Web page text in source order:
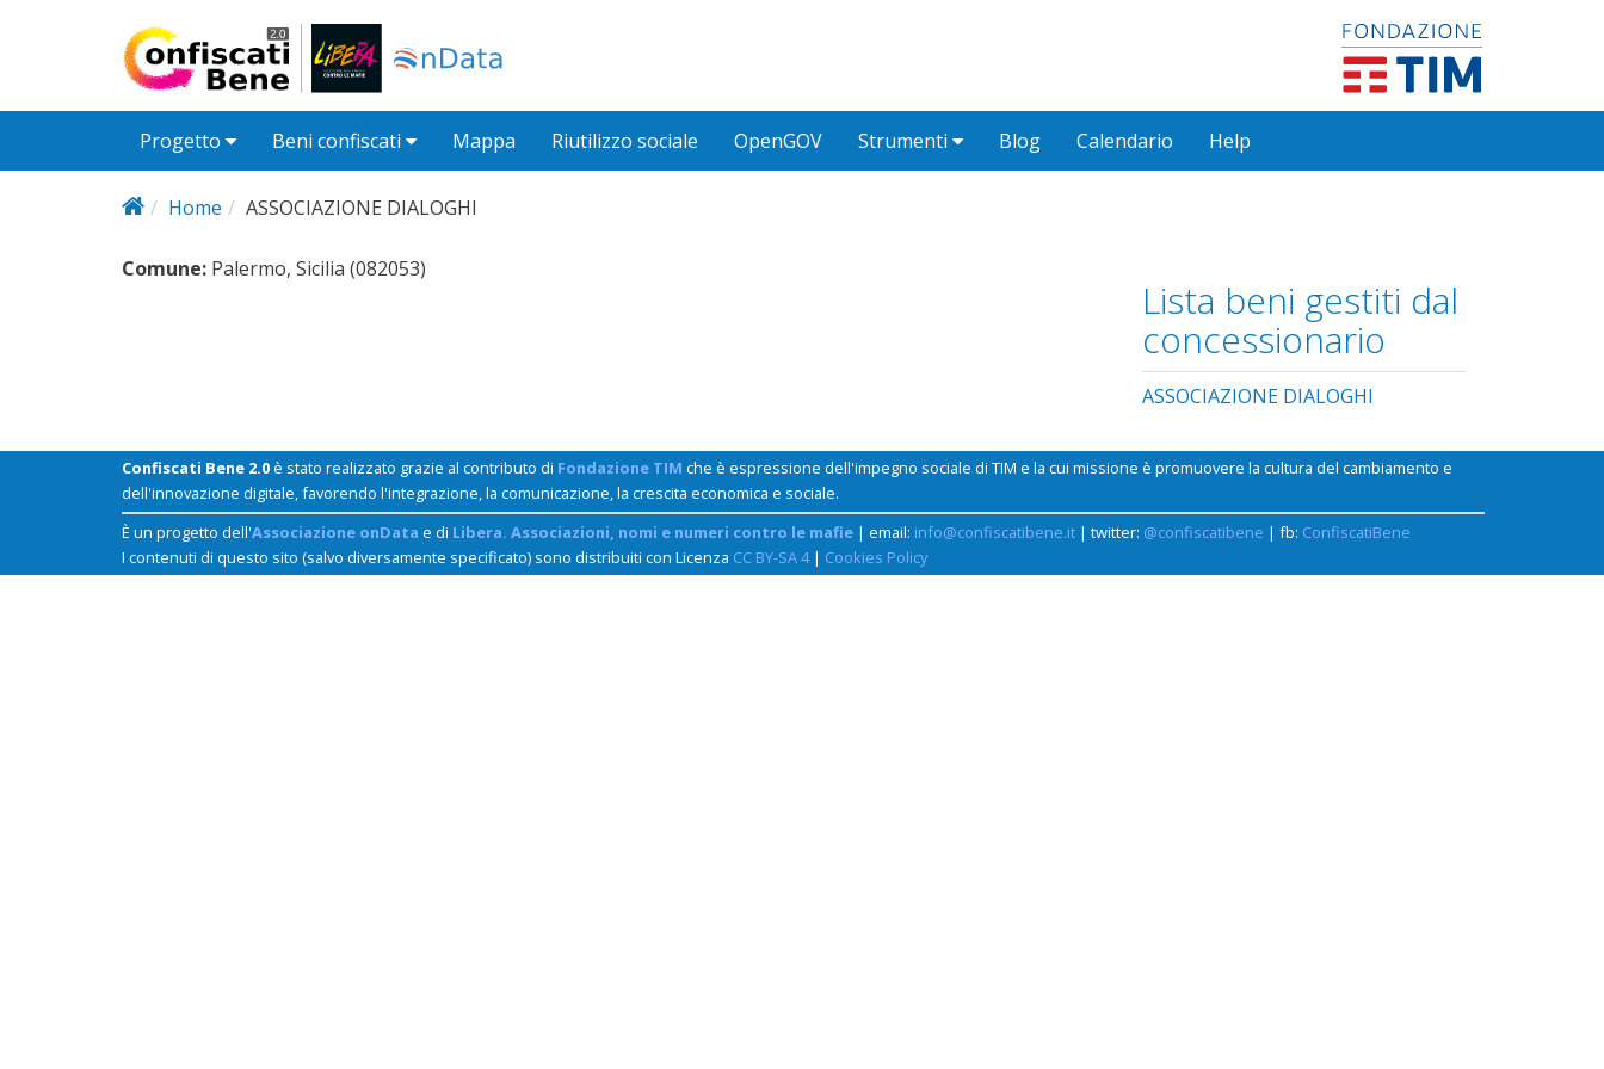
Progetto Beni confiscati Mappa Riutilizzo sociale OpenGOV Strumenti Blog Calendario Help
Home ASSOCIAZIONE DIALOGHI
Comune: Palermo, Sicilia (082053)
Lista beni gestiti dal
concessionario
ASSOCIAZIONE DIALOGHI
Confiscati Bene 2.0è stato realizzato grazie al contributo di Fondazione TIM che è espressione dell'impegno sociale di TIM e la cui missione è promuovere la cultura del cambiamento e
dell'innovazione digitale, favorendo l'integrazione, la comunicazione, la crescita economica e sociale.
È un progetto dell'Associazione onData e di Libera. Associazioni, nomi e numeri contro le mafie | email: info@confiscatibene.it | twitter: @confiscatibene | fb: ConfiscatiBene
I contenuti di questo sito (salvo diversamente specificato) sono distribuiti con Licenza CC BY-SA 4| Cookies Policy